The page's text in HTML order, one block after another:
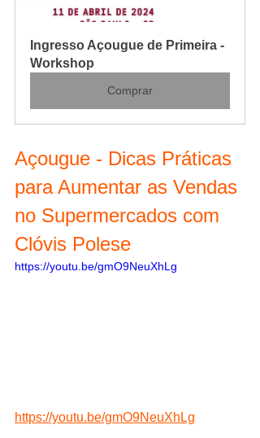
Ingresso Açougue de Primeira -
Workshop
Comprar
Açougue - Dicas Práticas
para Aumentar as Vendas
no Supermercados com
Clóvis Polese
https://youtu.be/gmO9NeuXhLg
https://youtu.be/gmO9NeuXhLg